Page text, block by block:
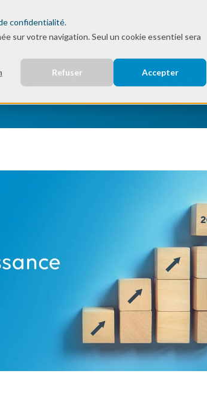
confidentialité.
sur votre navigation. Seul un cookie essentiel sera
Refuser Accepter
Solutions
croissance 2020